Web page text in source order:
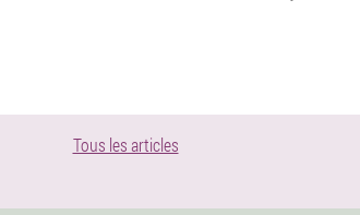
Tous les articles